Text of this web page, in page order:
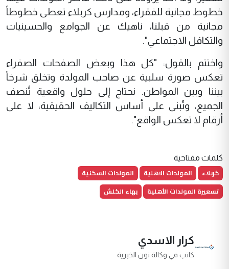
خطوط مجانية للفقراء، ومدارس كربلاء تعطى خطوطاً
مجانية من قبلنا، ناهيك عن الجوامع والحسينيات
والتكافل الاجتماعي".
واختتم بالقول: "كل هذا وبعض الصفحات الصفراء
تعكس صورة سلبية عن صاحب المولدة وتخلق شرخاً
بيننا وبين المواطن. نحتاج إلى حلول واقعية تُنصف
الجميع، وتُبنى على أساس التكاليف الحقيقية، لا على
أرقام لا تعكس الواقع".
كلمات مفتاحية
كربلاء المولدات الاهلية
المولدات السكنية
تسعيرة المولدات الأهلية
بهاء الكلش
كرار الاسدي
كاتب في وكالة نون الخبرية